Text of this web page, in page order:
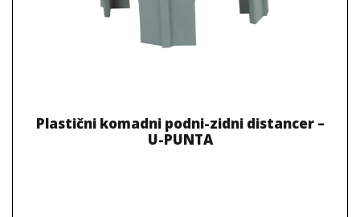
Plastični komadni podni-zidni distancer –
U-PUNTA